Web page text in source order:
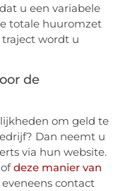
u een variabele
totale huuromzet
wordt u
de
om geld te
Dan neemt u
via hun website.
deze manier van
contact